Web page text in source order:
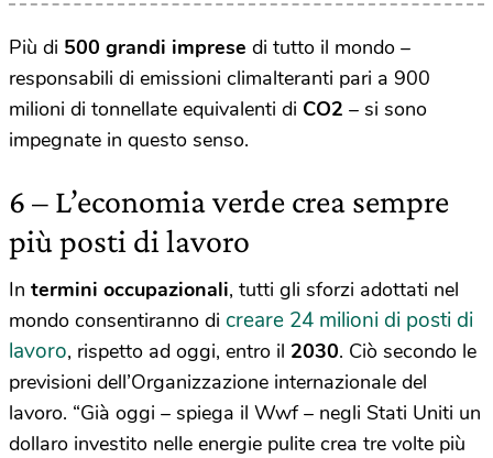
Più di 500 grandi imprese di tutto il mondo –
responsabili di emissioni climalteranti pari a 900
milioni di tonnellate equivalenti di CO2 – si sono
impegnate in questo senso.
6 – L’economia verde crea sempre
più posti di lavoro
In termini occupazionali, tutti gli sforzi adottati nel
mondo consentiranno di creare 24 milioni di posti di
lavoro, rispetto ad oggi, entro il 2030. Ciò secondo le
previsioni dell’Organizzazione internazionale del
lavoro. “Già oggi – spiega il Wwf – negli Stati Uniti un
dollaro investito nelle energie pulite crea tre volte più